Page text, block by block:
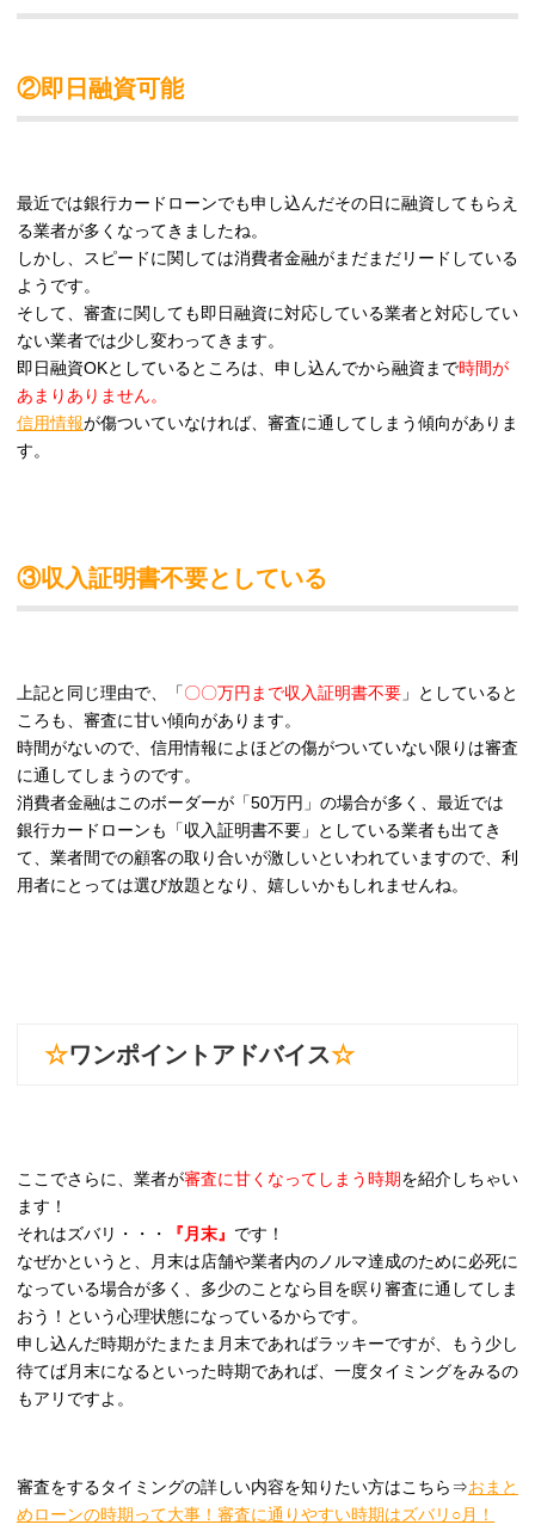
②即日融資可能
最近では銀行カードローンでも申し込んだその日に融資してもらえ
る業者が多くなってきましたね。
しかし、スピードに関しては消費者金融がまだまだリードしている
ようです。
そして、審査に関しても即日融資に対応している業者と対応してい
ない業者では少し変わってきます。
即日融資OKとしているところは、申し込んでから融資まで時間が
あまりありません。
信用情報が傷ついていなければ、審査に通してしまう傾向がありま
す。
③収入証明書不要としている
上記と同じ理由で、「〇〇万円まで収入証明書不要 」としていると
ころも、審査に甘い傾向があります。
時間がないので、信用情報によほどの傷がついていない限りは審査
に通してしまうのです。
消費者金融はこのボーダーが「50万円」の場合が多く、最近では
銀行カードローンも「収入証明書不要」としている業者も出てき
て、業者間での顧客の取り合いが激しいといわれていますので、利
用者にとっては選び放題となり、嬉しいかもしれませんね。
☆ワンポイントアドバイス☆
ここでさらに、業者が審査に甘くなってしまう時期を紹介しちゃい
ます！
それはズバリ・・・
『月末』 です！
なぜかというと、月末は店舗や業者内のノルマ達成のために必死に
なっている場合が多く、多少のことなら目を瞑り審査に通してしま
おう！という心理状態になっているからです。
申し込んだ時期がたまたま月末であればラッキーですが、もう少し
待てば月末になるといった時期であれば、一度タイミングをみるの
もアリですよ。
審査をするタイミングの詳しい内容を知りたい方はこちら⇒おまと
めローンの時期って大事！審査に通りやすい時期はズバリ○月！